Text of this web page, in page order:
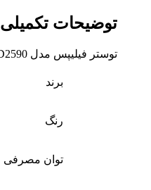
توضیحات تکمیلی
توستر فیلیپس مدل HD2590
برند
رنگ
توان مصرفی